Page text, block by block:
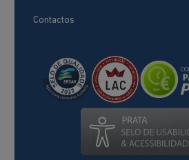
Contactos